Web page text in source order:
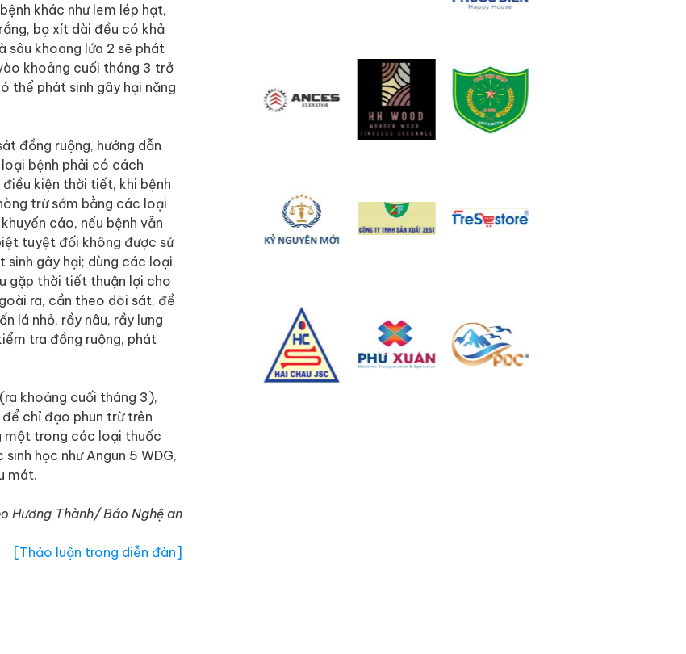
khác như lem lép hạt,
bọ xít dài đều có khả
sâu khoang lứa 2 sẽ phát
khoảng cuối tháng 3 trở
thể phát sinh gây hại nặng
đồng ruộng, hướng dẫn
bệnh phải có cách
kiện thời tiết, khi bệnh
trừ sớm bằng các loại
cáo, nếu bệnh vẫn
tuyệt đối không được sử
sinh gây hại; dùng các loại
gặp thời tiết thuận lợi cho
ra, cần theo dõi sát, đề
lá nhỏ, rầy nâu, rầy lưng
tra đồng ruộng, phát
khoảng cuối tháng 3),
chỉ đạo phun trừ trên
một trong các loại thuốc
học như Angun 5 WDG,
mát.
Hương Thành/ Báo Nghệ an
[Thảo luận trong diễn đàn]